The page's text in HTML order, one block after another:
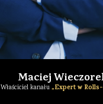
Maciej
Właściciel kanału„Expert w